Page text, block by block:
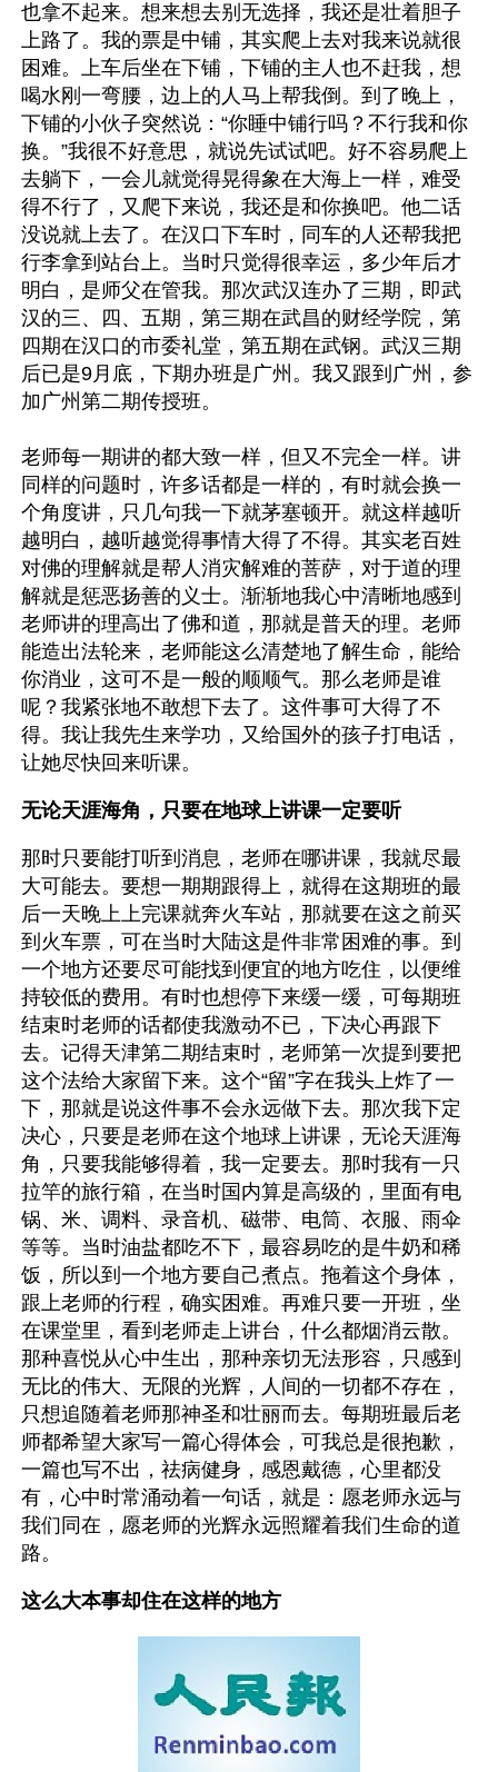
也拿不起来。想来想去别无选择，我还是壮着胆子
上路了。我的票是中铺，其实爬上去对我来说就很
困难。上车后坐在下铺，下铺的主人也不赶我，想
喝水刚一弯腰，边上的人马上帮我倒。到了晚上，
下铺的小伙子突然说：“你睡中铺行吗？不行我和你
换。”我很不好意思，就说先试试吧。好不容易爬上
去躺下，一会儿就觉得晃得象在大海上一样，难受
得不行了，又爬下来说，我还是和你换吧。他二话
没说就上去了。在汉口下车时，同车的人还帮我把
行李拿到站台上。当时只觉得很幸运，多少年后才
明白，是师父在管我。那次武汉连办了三期，即武
汉的三、四、五期，第三期在武昌的财经学院，第
四期在汉口的市委礼堂，第五期在武钢。武汉三期
后已是9月底，下期办班是广州。我又跟到广州，参
加广州第二期传授班。
老师每一期讲的都大致一样，但又不完全一样。讲
同样的问题时，许多话都是一样的，有时就会换一
个角度讲，只几句我一下就茅塞顿开。就这样越听
越明白，越听越觉得事情大得了不得。其实老百姓
对佛的理解就是帮人消灾解难的菩萨，对于道的理
解就是惩恶扬善的义士。渐渐地我心中清晰地感到
老师讲的理高出了佛和道，那就是普天的理。老师
能造出法轮来，老师能这么清楚地了解生命，能给
你消业，这可不是一般的顺顺气。那么老师是谁
呢？我紧张地不敢想下去了。这件事可大得了不
得。我让我先生来学功，又给国外的孩子打电话，
让她尽快回来听课。
无论天涯海角，只要在地球上讲课一定要听
那时只要能打听到消息，老师在哪讲课，我就尽最
大可能去。要想一期期跟得上，就得在这期班的最
后一天晚上上完课就奔火车站，那就要在这之前买
到火车票，可在当时大陆这是件非常困难的事。到
一个地方还要尽可能找到便宜的地方吃住，以便维
持较低的费用。有时也想停下来缓一缓，可每期班
结束时老师的话都使我激动不已，下决心再跟下
去。记得天津第二期结束时，老师第一次提到要把
这个法给大家留下来。这个“留”字在我头上炸了一
下，那就是说这件事不会永远做下去。那次我下定
决心，只要是老师在这个地球上讲课，无论天涯海
角，只要我能够得着，我一定要去。那时我有一只
拉竿的旅行箱，在当时国内算是高级的，里面有电
锅、米、调料、录音机、磁带、电筒、衣服、雨伞
等等。当时油盐都吃不下，最容易吃的是牛奶和稀
饭，所以到一个地方要自己煮点。拖着这个身体，
跟上老师的行程，确实困难。再难只要一开班，坐
在课堂里，看到老师走上讲台，什么都烟消云散。
那种喜悦从心中生出，那种亲切无法形容，只感到
无比的伟大、无限的光辉，人间的一切都不存在，
只想追随着老师那神圣和壮丽而去。每期班最后老
师都希望大家写一篇心得体会，可我总是很抱歉，
一篇也写不出，祛病健身，感恩戴德，心里都没
有，心中时常涌动着一句话，就是：愿老师永远与
我们同在，愿老师的光辉永远照耀着我们生命的道
路。
这么大本事却住在这样的地方